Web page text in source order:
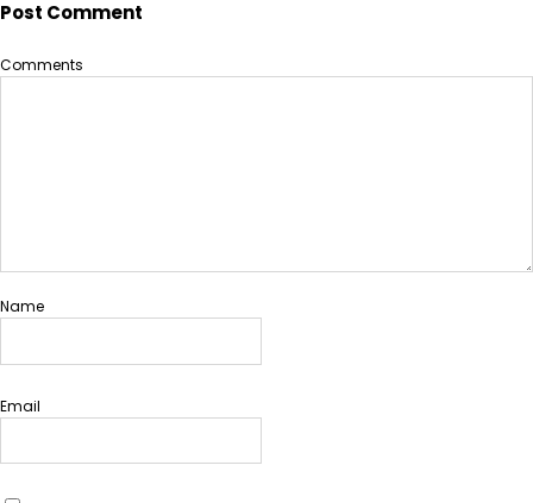
Post Comment
Comments
Name
Email